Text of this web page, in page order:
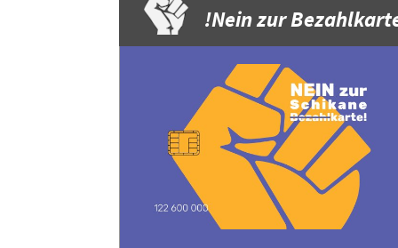
Nein zur